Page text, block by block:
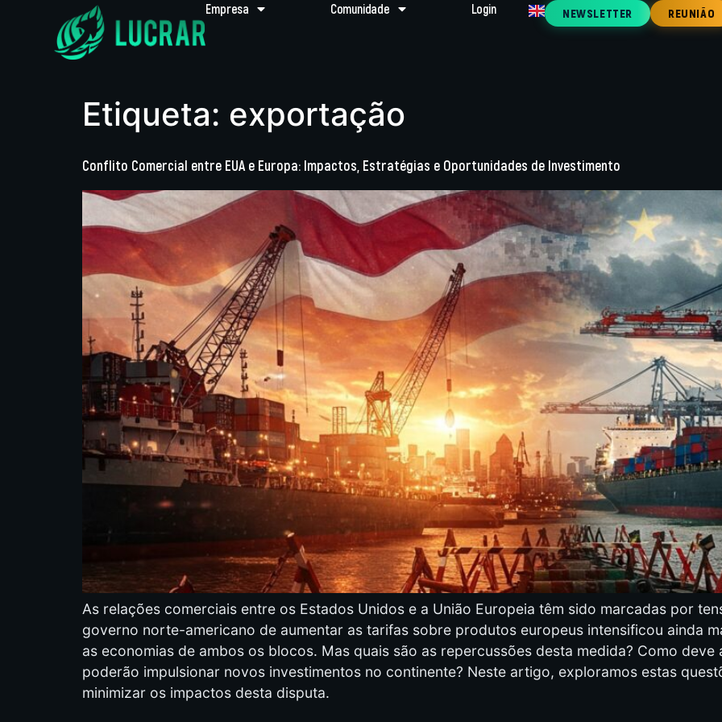
Empresa Comunidade Login NEWSLETTER REUNIÃO
Etiqueta: exportação
Conflito Comercial entre EUA e Europa: Impactos, Estratégias e Oportunidades de Investimento
As relações comerciais entre os Estados Unidos e a União Europeia têm sido marcadas por
governo norte-americano de aumentar as tarifas sobre produtos europeus intensificou ainda
as economias de ambos os blocos. Mas quais são as repercussões desta medida? Como
poderão impulsionar novos investimentos no continente? Neste artigo, exploramos estas
minimizar os impactos desta disputa.